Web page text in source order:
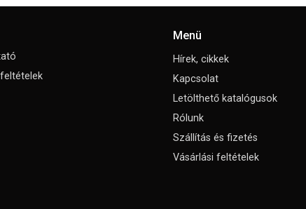
Menü
Hírek, cikkek
Kapcsolat
Letölthető katalógusok
Rólunk
Szállítás és fizetés
Vásárlási feltételek